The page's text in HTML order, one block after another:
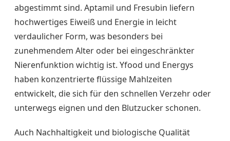
abgestimmt sind. Aptamil und Fresubin liefern
hochwertiges Eiweiß und Energie in leicht
verdaulicher Form, was besonders bei
zunehmendem Alter oder bei eingeschränkter
Nierenfunktion wichtig ist. Yfood und Energys
haben konzentrierte flüssige Mahlzeiten
entwickelt, die sich für den schnellen Verzehr oder
unterwegs eignen und den Blutzucker schonen.
Auch Nachhaltigkeit und biologische Qualität